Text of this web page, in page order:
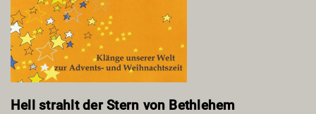
Hell strahlt der Stern von Bethlehem